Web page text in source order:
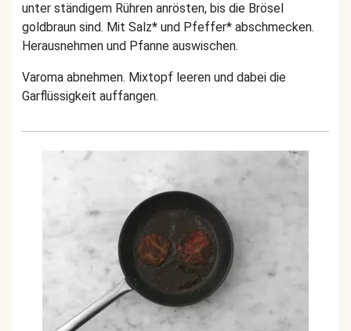
unter ständigem Rühren anrösten, bis die Brösel
goldbraun sind. Mit Salz* und Pfeffer* abschmecken.
Herausnehmen und Pfanne auswischen.
Varoma abnehmen. Mixtopf leeren und dabei die
Garflüssigkeit auffangen.